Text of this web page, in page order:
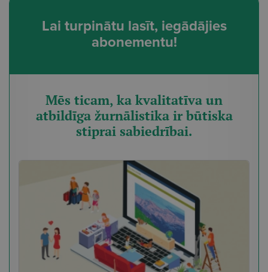
Lai turpinātu lasīt, iegādājies
abonementu!
Mēs ticam, ka kvalitatīva un
atbildīga žurnālistika ir būtiska
stiprai sabiedrībai.